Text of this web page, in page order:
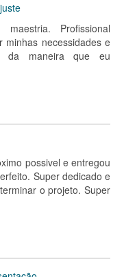
Profissional
minhas necessidades e
da maneira que eu
possivel e entregou
Super dedicado e
o projeto. Super